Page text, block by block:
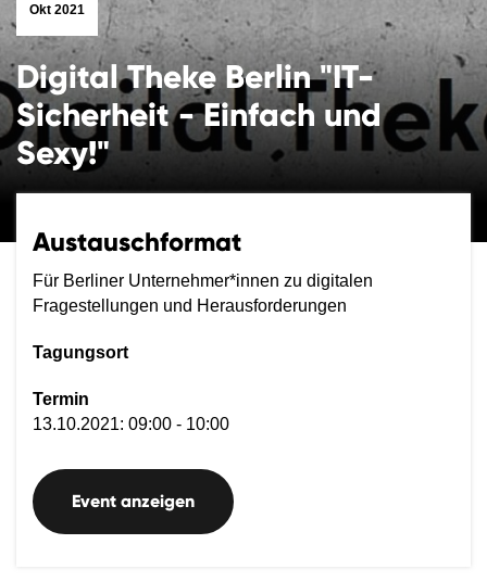
Okt 2021
Digital Theke Berlin "IT-
Sicherheit - Einfach und
Sexy!"
Austauschformat
Für Berliner Unternehmer*innen zu digitalen
Fragestellungen und Herausforderungen
Tagungsort
Termin
13.10.2021: 09:00 - 10:00
Event anzeigen